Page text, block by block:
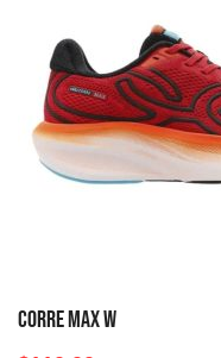
CORRE MAX W